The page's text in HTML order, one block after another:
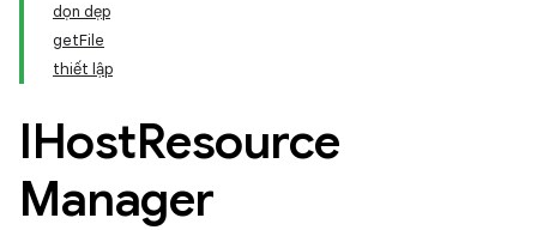
dọn dẹp
getFile
thiết lập
IHostResource
Manager